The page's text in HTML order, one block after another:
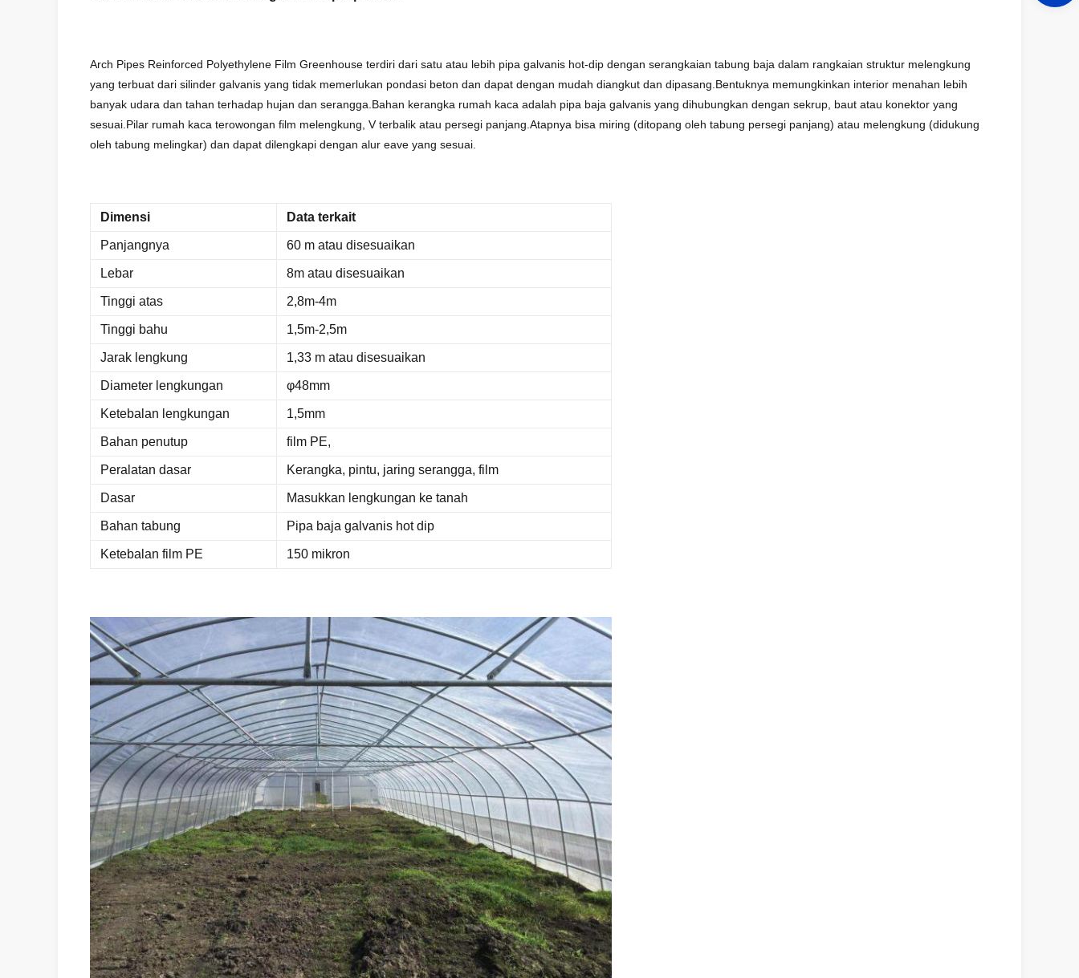
Arch Pipes Reinforced Polyethylene Film Greenhouse terdiri dari satu atau lebih pipa galvanis hot-dip dengan serangkaian tabung baja dalam rangkaian struktur melengkung
yang terbuat dari silinder galvanis yang tidak memerlukan pondasi beton dan dapat dengan mudah diangkut dan dipasang.Bentuknya memungkinkan interior menahan lebih
banyak udara dan tahan terhadap hujan dan serangga. Bahan kerangka rumah kaca adalah pipa baja galvanis yang dihubungkan dengan sekrup, baut atau konektor yang
sesuai. Pilar rumah kaca terowongan film melengkung, V terbalik atau persegi panjang. Atapnya bisa miring (ditopang oleh tabung persegi panjang) atau melengkung (didukung
oleh tabung melingkar) dan dapat dilengkapi dengan alur eave yang sesuai.
Dimensi Data terkait
Panjangnya 60 m atau disesuaikan
Lebar 8m atau disesuaikan
Tinggi atas 2,8m-4m
Tinggi bahu 1,5m-2,5m
Jarak lengkung 1,33 m atau disesuaikan
Diameter lengkungan φ48mm
Ketebalan lengkungan 1,5mm
Bahan penutup film PE,
Peralatan dasar Kerangka, pintu, jaring serangga, film
Dasar Masukkan lengkungan ke tanah
Bahan tabung Pipa baja galvanis hot dip
Ketebalan film PE 150 mikron